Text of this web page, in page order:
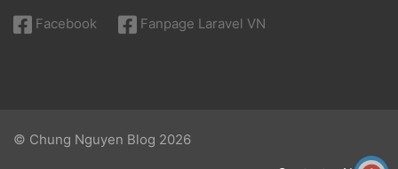
Facebook Fanpage Laravel VN
© Chung Nguyen Blog 2026